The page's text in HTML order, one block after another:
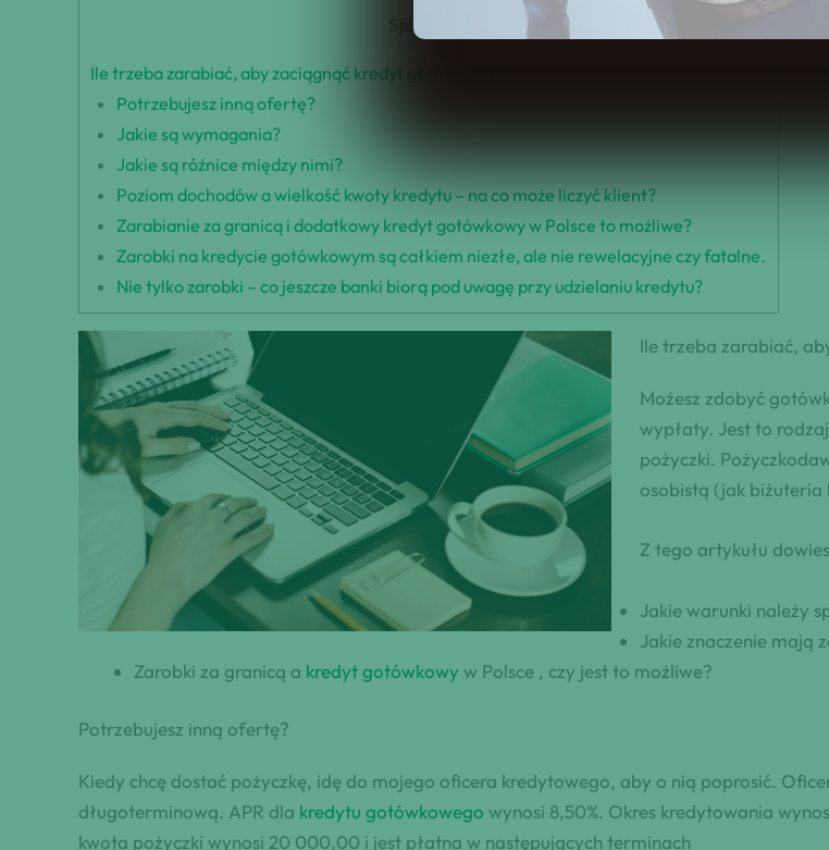
Spis Treści
Ile trzeba zarabiać, aby zaciągnąć kredyt gotówkowy?
Potrzebujesz inną ofertę?
Jakie są wymagania?
Jakie są różnice między nimi?
Poziom dochodów a wielkość kwoty kredytu – na co może liczyć klient?
Zarabianie za granicą i dodatkowy kredyt gotówkowy w Polsce to możliwe?
Zarobki na kredycie gotówkowym są całkiem niezłe, ale nie rewelacyjne czy fatalne.
Nie tylko zarobki – co jeszcze banki biorą pod uwagę przy udzielaniu kredytu?
Ile trzeba zarabiać,
Możesz zdobyć
wypłaty. Jest to
pożyczki.
osobistą (jak biżuteria
Z tego artykułu
Jakie warunki należy
Jakie znaczenie mają
Zarobki za granicą a kredyt gotówkowy w Polsce , czy jest to możliwe?
Potrzebujesz inną ofertę?
Kiedy chcę dostać pożyczkę, idę do mojego oficera kredytowego, aby o nią poprosić.
długoterminową. APR dla kredytu gotówkowego wynosi 8,50%. Okres kredytowania
kwota pożyczki wynosi 20 000,00 i jest płatna w następujących terminach